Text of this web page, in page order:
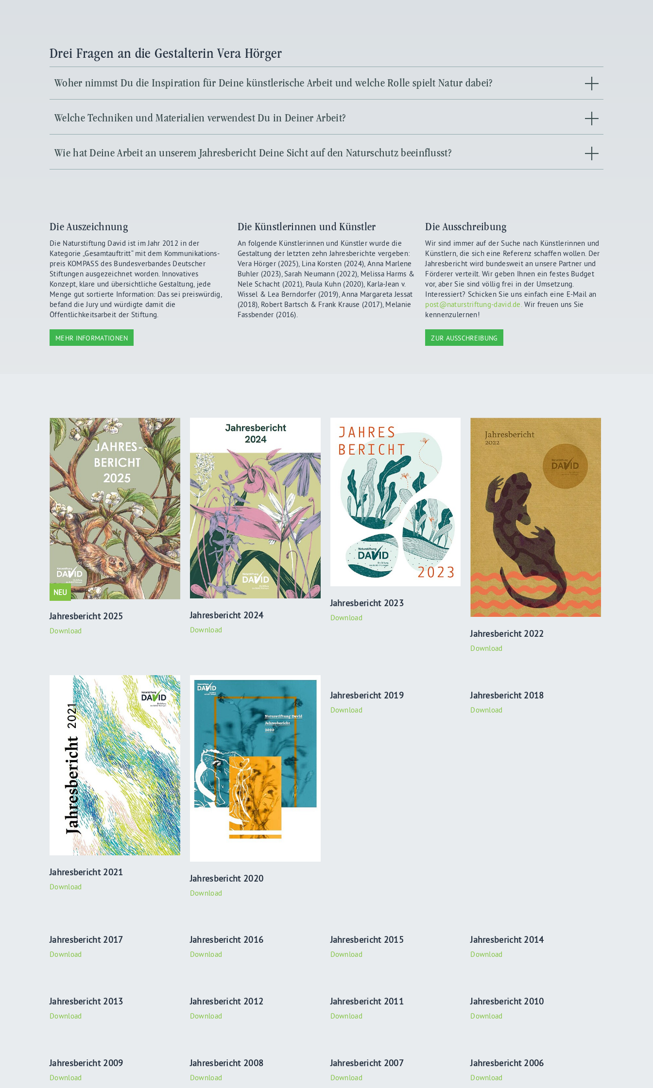
Drei Fragen an die Gestalterin Vera Hörger
Woher nimmst Du die Inspiration für Deine künstlerische Arbeit und welche Rolle spielt Natur dabei?
Welche Techniken und Materialien verwendest Du in Deiner Arbeit?
Wie hat Deine Arbeit an unserem Jahresbericht Deine Sicht auf den Naturschutz beeinflusst?
Die Auszeichnung
Die Naturstiftung David ist im Jahr 2012 in der
Kategorie „Gesamtauftritt“ mit dem Kommunikations-
preis KOMPASS des Bundesverbandes Deutscher
Stiftungen ausgezeichnet worden. Innovatives
Konzept, klare und übersichtliche Gestaltung, jede
Menge gut sortierte Information: Das sei preiswürdig,
befand die Jury und würdigte damit die
Öffentlichkeitsarbeit der Stiftung.
MEHR INFORMATIONEN
Die Künstlerinnen und Künstler
An folgende Künstlerinnen und Künstler wurde die
Gestaltung der letzten zehn Jahresberichte vergeben:
Vera Hörger (2025), Lina Korsten (2024), Anna Marlene
Buhler (2023), Sarah Neumann (2022), Melissa Harms &
Nele Schacht (2021), Paula Kuhn (2020), Karla-Jean v.
Wissel & Lea Berndorfer (2019), Anna Margareta Jessat
(2018), Robert Bartsch & Frank Krause (2017), Melanie
Fassbender (2016).
Die Ausschreibung
Wir sind immer auf der Suche nach Künstlerinnen und
Künstlern, die sich eine Referenz schaffen wollen. Der
Jahresbericht wird bundesweit an unsere Partner und
Förderer verteilt. Wir geben Ihnen ein festes Budget
vor, aber Sie sind völlig frei in der Umsetzung.
Interessiert? Schicken Sie uns einfach eine E-Mail an
post@naturstriftung-david.de. Wir freuen uns Sie
kennenzulernen!
ZUR AUSSCHREIBUNG
Jahresbericht 2025
Download
Jahresbericht 2024
Download
Jahresbericht 2023
Download
Jahresbericht 2022
Download
Jahresbericht 2021
Download
Jahresbericht 2020
Download
Jahresbericht 2019
Download
Jahresbericht 2018
Download
Jahresbericht 2017
Download
Jahresbericht 2016
Download
Jahresbericht 2015
Download
Jahresbericht 2014
Download
Jahresbericht 2013
Download
Jahresbericht 2012
Download
Jahresbericht 2011
Download
Jahresbericht 2010
Download
Jahresbericht 2009
Download
Jahresbericht 2008
Download
Jahresbericht 2007
Download
Jahresbericht 2006
Download